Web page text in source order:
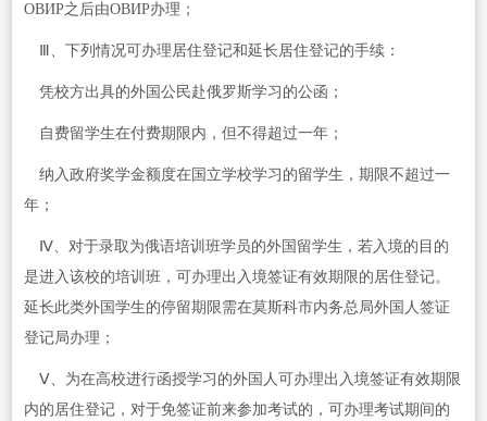
ОВИР之后由ОВИР办理；
Ⅲ、下列情况可办理居住登记和延长居住登记的手续：
凭校方出具的外国公民赴俄罗斯学习的公函；
自费留学生在付费期限内，但不得超过一年；
纳入政府奖学金额度在国立学校学习的留学生，期限不超过一
年；
Ⅳ、对于录取为俄语培训班学员的外国留学生，若入境的目的
是进入该校的培训班，可办理出入境签证有效期限的居住登记。
延长此类外国学生的停留期限需在莫斯科市内务总局外国人签证
登记局办理；
Ⅴ、为在高校进行函授学习的外国人可办理出入境签证有效期限
内的居住登记，对于免签证前来参加考试的，可办理考试期间的